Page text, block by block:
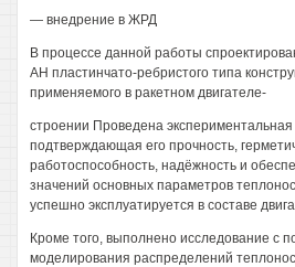
— внедрение в ЖРД
В процессе данной работы
АН пластинчато-ребристого типа
применяемого в ракетном двигателе-
строении Проведена
подтверждающая его прочность,
работоспособность, надёжность и
значений основных параметров
успешно эксплуатируется в составе
Кроме того, выполнено исследование с
моделирования распределений